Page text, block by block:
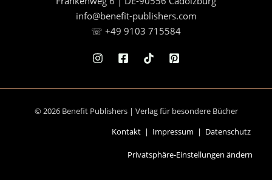
info@benefit-publishers.com
☏ +49 9103 715584
© 2026 Benefit Publishers | Verlag für besondere Bücher
Kontakt | Impressum | Datenschutz
Privatsphäre-Einstellungen ändern